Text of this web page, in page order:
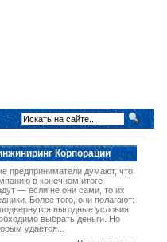
Корпорации
предприниматели думают, что
в конечном итоге
— если не они сами, то их
Более того, они полагают:
выгодные условия,
выбрать деньги. Но
удается...